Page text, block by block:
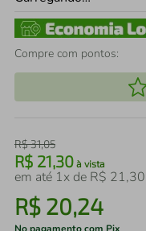
Compre com pontos:
R$31,05
R$ 21,30 à vista
em até 1x de R$ 21,30
R$ 20,24